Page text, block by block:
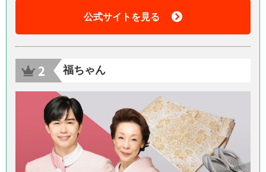
公式サイトを見る
福ちゃん